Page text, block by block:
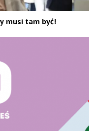
musi tam być!